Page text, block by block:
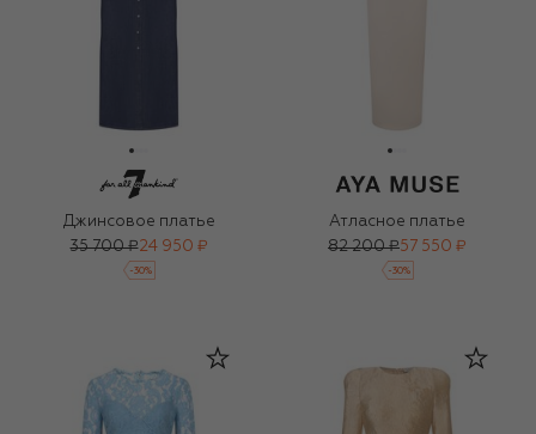
Джинсовое платье
35 700 ₽24 950 ₽
-30%
Атласное платье
82 200 ₽57 550 ₽
-30%